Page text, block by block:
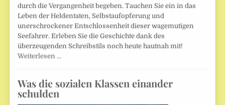
durch die Vergangenheit begeben. Tauchen Sie ein in das
Leben der Heldentaten, Selbstaufopferung und
unerschrockener Entschlossenheit dieser wagemutigen
Seefahrer. Erleben Sie die Geschichte dank des
überzeugenden Schreibstils noch heute hautnah mit!
Weiterlesen …
Was die sozialen Klassen einander
schulden